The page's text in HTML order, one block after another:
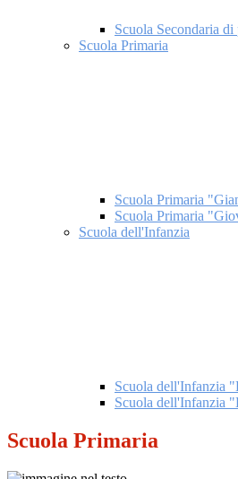
Scuola Secondaria
Scuola Primaria
Scuola Primaria
Scuola Primaria
Scuola dell'Infanzia
Scuola dell'Infanzia
Scuola dell'Infanzia
Scuola Primaria